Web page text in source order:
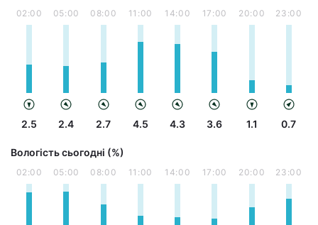
02:00
2.5
05:00
2.4
08:00
2.7
11:00
4.5
14:00
4.3
17:00
3.6
20:00
1.1
23:00
0.7
Вологість сьогодні (%)
02:00 05:00 08:00 11:00 14:00 17:00 20:00 23:00